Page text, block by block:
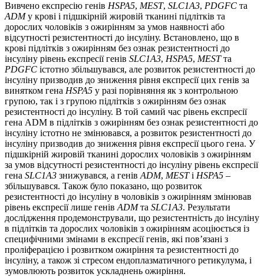
Вивчено експресію генів HSPA5, MEST, SLC1A3, PDGFC та
ADMу крові і підшкірній жировій тканині підлітків та
дорослих чоловіків з ожирінням за умов наявності або
відсутності резистентності до інсуліну. Встановлено, що в
крові підлітків з ожирінням без ознак резистентності до
інсуліну рівень експресії генів SLC1A3, HSPA5, MESTта
PDGFC істотно збільшувався, але розвиток резистентності до
інсуліну призводив до зниження рівня експресії цих генів за
винятком гена HSPA5 у разі порівняння як з контрольною
групою, так і з групою підлітків з ожирінням без ознак
резистентності до інсуліну. В той самий час рівень експресії
гена ADM в підлітків з ожирінням без ознак резистентності до
інсуліну істотно не змінювався, а розвиток резистентності до
інсуліну призводив до зниження рівня експресії цього гена. У
підшкірній жировій тканині дорослих чоловіків з ожирінням
за умов відсутності резистентності до інсуліну рівень експресії
гена SLC1A3 знижувався, а генівADM, MESTі HSPA5 –
збільшувався. Також було показано, що розвиток
резистентності до інсуліну в чоловіків з ожирінням змінював
рівень експресії лише генівADMта SLC1A3. Результати
дослідження продемонстрували, що резистентність до інсуліну
в підлітків та дорослих чоловіків з ожирінням асоціюється із
специфічними змінами в експресії генів, які пов’язані з
проліферацією і розвитком ожиріння та резистентності до
інсуліну, а також зі стресом ендоплазматичного ретикулума, і
зумовлюють розвиток ускладнень ожиріння.